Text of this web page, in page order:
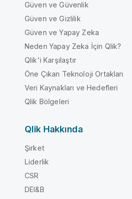
Güven ve Güvenlik
Güven ve Gizlilik
Güven ve Yapay Zeka
Neden Yapay Zeka İçin Qlik?
Qlik'i Karşılaştır
Öne Çıkan Teknoloji Ortakları
Veri Kaynakları ve Hedefleri
Qlik Bölgeleri
Qlik Hakkında
Şirket
Liderlik
CSR
DEI&B